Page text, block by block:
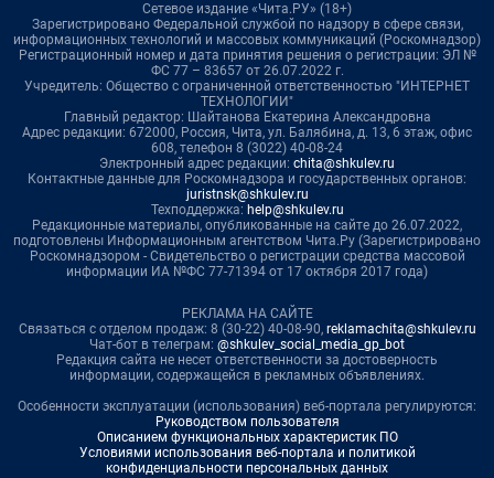
Сетевое издание «Чита.РУ» (18+)
Зарегистрировано Федеральной службой по надзору в сфере связи,
информационных технологий и массовых коммуникаций (Роскомнадзор)
Регистрационный номер и дата принятия решения о регистрации: ЭЛ №
ФС 77 – 83657 от 26.07.2022 г.
Учредитель: Общество с ограниченной ответственностью "ИНТЕРНЕТ
ТЕХНОЛОГИИ"
Главный редактор: Шайтанова Екатерина Александровна
Адрес редакции: 672000, Россия, Чита, ул. Балябина, д. 13, 6 этаж, офис
608, телефон 8 (3022) 40-08-24
Электронный адрес редакции: chita@shkulev.ru
Контактные данные для Роскомнадзора и государственных органов:
juristnsk@shkulev.ru
Техподдержка: help@shkulev.ru
Редакционные материалы, опубликованные на сайте до 26.07.2022,
подготовлены Информационным агентством Чита.Ру (Зарегистрировано
Роскомнадзором - Свидетельство о регистрации средства массовой
информации ИА №ФС 77-71394 от 17 октября 2017 года)
РЕКЛАМА НА САЙТЕ
Связаться с отделом продаж: 8 (30-22) 40-08-90, reklamachita@shkulev.ru
Чат-бот в телеграм: @shkulev_social_media_gp_bot
Редакция сайта не несет ответственности за достоверность
информации, содержащейся в рекламных объявлениях.
Особенности эксплуатации (использования) веб-портала регулируются:
Руководством пользователя
Описанием функциональных характеристик ПО
Условиями использования веб-портала и политикой
конфиденциальности персональных данных